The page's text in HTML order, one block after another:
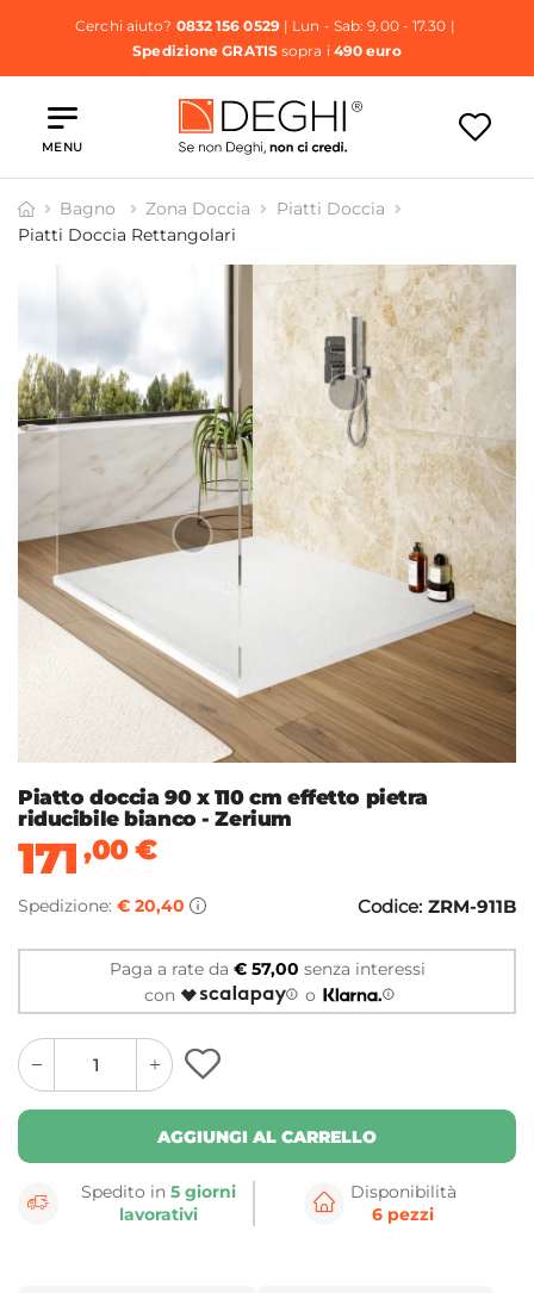
Cerchi aiuto? 0832 156 0529| Lun - Sab: 9.00 - 17.30 |
Spedizione GRATISsopra i 490 euro
MENU
Bagno Zona Doccia
Piatti Doccia
Piatti Doccia Rettangolari
Piatto doccia 90 x 110 cm effetto pietra
riducibile bianco - Zerium
171,00€
Spedizione: € 20,40 Codice: ZRM-911B
Paga a rate da € 57,00 senza interessi
con
o
quantity
button
quantity
minus
button
AGGIUNGI AL CARRELLO
Spedito in5 giorni
lavorativi
Disponibilità
6 pezzi